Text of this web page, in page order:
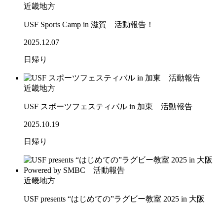
近畿地方
USF Sports Camp in 滋賀 活動報告！
2025.12.07
日帰り
近畿地方
USF スポーツフェスティバル in 加東 活動報告
2025.10.19
日帰り
近畿地方
USF presents “はじめての”ラグビー教室 2025 in 大阪